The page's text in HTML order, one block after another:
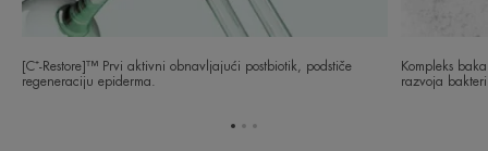
[C⁺-Restore]™ Prvi aktivni obnavljajući postbiotik, podstiče
regeneraciju epiderma.
Kompleks
razvoja